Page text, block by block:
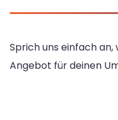
Sprich uns einfach
Angebot für deinen